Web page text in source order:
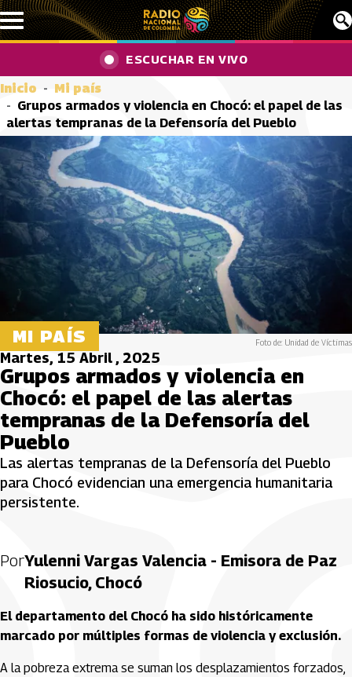
Pasar al contenido principal
ESCUCHAR EN VIVO
Inicio
Mi país
Grupos armados y violencia en Chocó: el papel de las
alertas tempranas de la Defensoría del Pueblo
MI PAÍS Foto de: Unidad de Víctimas
Martes, 15 Abril , 2025
Grupos armados y violencia en
Chocó: el papel de las alertas
tempranas de la Defensoría del
Pueblo
Las alertas tempranas de la Defensoría del Pueblo
para Chocó evidencian una emergencia humanitaria
persistente.
PorYulenni Vargas Valencia - Emisora de Paz
Riosucio, Chocó
El departamento del Chocó ha sido históricamente
marcado por múltiples formas de violencia y exclusión.
A la pobreza extrema se suman los desplazamientos forzados,